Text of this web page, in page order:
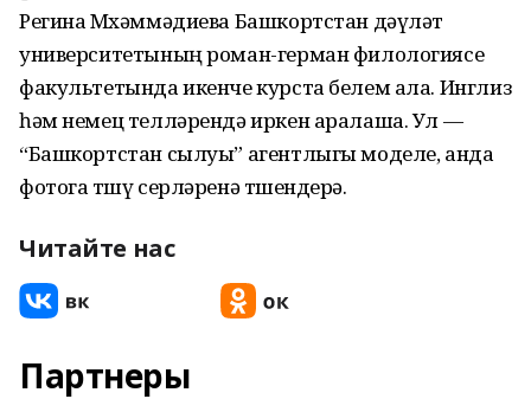
Регина Мөхәммәдиева Башкортстан дәүләт
университетының роман-герман филологиясе
факультетында икенче курста белем ала. Инглиз
һәм немец телләрендә иркен аралаша. Ул —
“Башкортстан сылуы” агентлыгы моделе, анда
фотога төшү серләренә төшендерә.
Читайте нас
Партнеры